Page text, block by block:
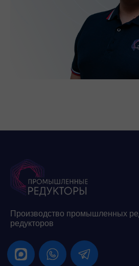
Производство промышленных
редукторов